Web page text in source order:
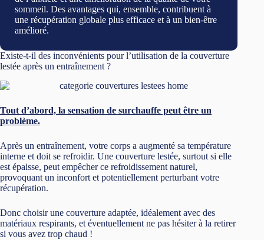
sommeil. Des avantages qui, ensemble, contribuent à
une récupération globale plus efficace et à un bien-être
amélioré.
Existe-t-il des inconvénients pour l’utilisation de la couverture
lestée après un entraînement ?
Tout d’abord, la sensation de surchauffe peut être un
problème.
Après un entraînement, votre corps a augmenté sa température
interne et doit se refroidir. Une couverture lestée, surtout si elle
est épaisse, peut empêcher ce refroidissement naturel,
provoquant un inconfort et potentiellement perturbant votre
récupération.
Donc choisir une couverture adaptée, idéalement avec des
matériaux respirants, et éventuellement ne pas hésiter à la retirer
si vous avez trop chaud !